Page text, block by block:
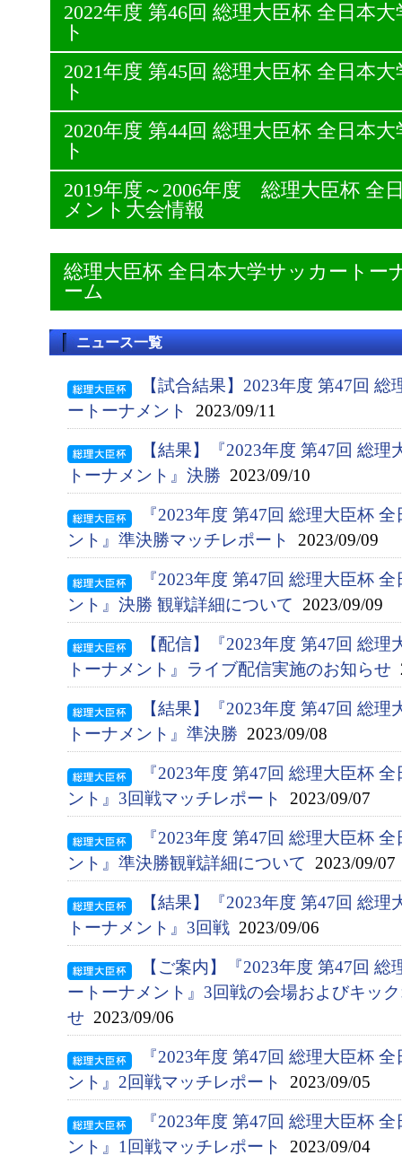
2022年度 第46回 総理大臣杯 全日本
ト
2021年度 第45回 総理大臣杯 全日本
ト
2020年度 第44回 総理大臣杯 全日本
ト
2019年度～2006年度 総理大臣杯 全
メント大会情報
総理大臣杯 全日本大学サッカート
ーム
ニュース一覧
【試合結果】2023年度 第47回
ートーナメント
2023/09/11
【結果】『2023年度 第47回 総
トーナメント』決勝 2023/09/10
『2023年度 第47回 総理大臣杯
ント』準決勝マッチレポート
2023/09/09
『2023年度 第47回 総理大臣杯
ント』決勝 観戦詳細について 2023/09/09
【配信】『2023年度 第47回 総
トーナメント』ライブ配信実施のお知らせ
【結果】『2023年度 第47回 総
トーナメント』準決勝 2023/09/08
『2023年度 第47回 総理大臣杯
ント』3回戦マッチレポート
2023/09/07
『2023年度 第47回 総理大臣杯
ント』準決勝観戦詳細について 2023/09/07
【結果】『2023年度 第47回 総
トーナメント』3回戦 2023/09/06
【ご案内】『2023年度 第47回
ートーナメント』3回戦の会場およびキッ
せ 2023/09/06
『2023年度 第47回 総理大臣杯
ント』2回戦マッチレポート
2023/09/05
『2023年度 第47回 総理大臣杯
ント』1回戦マッチレポート
2023/09/04